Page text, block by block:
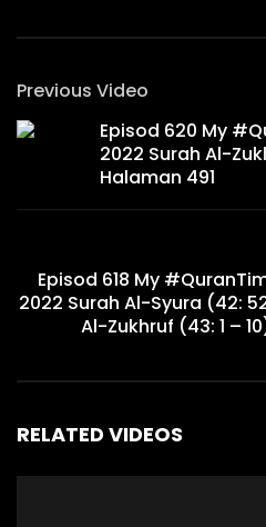
Previous Video
Episod 620 My
2022 Surah Al-
Halaman 491
Episod 618 My
2022 Surah Al-Syura (42:
Al-Zukhruf (43: 1 –
RELATED VIDEOS